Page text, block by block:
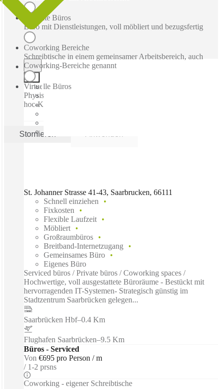
Betreute Büros
Büro mit Dienstleistungen, voll möbliert und bezugsfertig
Coworking Bereiche
Schreibtische in einem gemeinsamer Arbeitsbereich, auch
Coworking-Bereiche genannt
Virtuelle Büros
Physische Geschäftsadresse mit Post-, Empfangs- und Ad-
hoc-Konferenzräume
Stornieren
St. Johanner Strasse 41-43, Saarbrucken, 66111
Schnell einziehen
Fixkosten
Flexible Laufzeit
Möbliert
Großraumbüros
Breitband-Internetzugang
Gemeinsames Büro
Eigenes Büro
Serviced büros / Private büros / Coworking spaces /
Hochwertige, voll ausgestattete Büroräume - Bestückt mit
hervorragenden IT-Systemen- Strategisch günstig im
Stadtzentrum Saarbrücken gelegen...
Saarbrücken Hbf–0.4 Km
Flughafen Saarbrücken–9.5 Km
Büros - Serviced
Von €695 pro Person / m
1-2 prsns
Coworking - eigener Schreibtische